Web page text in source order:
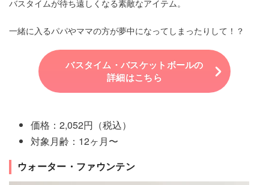
バスタイムが待ち遠しくなる素敵なアイテム。
一緒に入るパパやママの方が夢中になってしまったりして！？
バスタイム・バスケットボールの
詳細はこちら
価格：2,052円（税込）
対象月齢：12ヶ月〜
ウォーター・ファウンテン